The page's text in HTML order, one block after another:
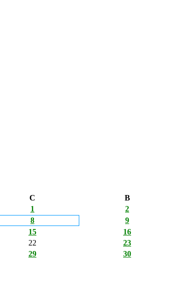
С
В
1
2
8
9
15
16
22
23
29
30